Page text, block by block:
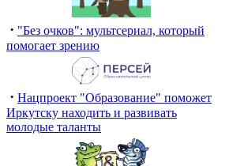
· "Без очков": мультсериал, который
помогает зрению
· Нацпроект "Образование" поможет
Иркутску находить и развивать
молодые таланты